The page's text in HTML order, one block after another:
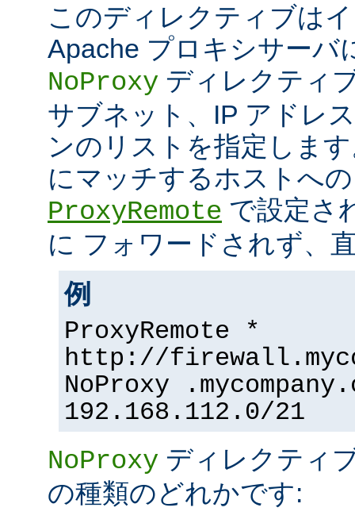
このディレクティブは
Apache プロキシサーバ
NoProxy ディレクティ
サブネット、IP アドレ
ンのリストを指定しま
にマッチするホストへ
ProxyRemote で設定さ
に フォワードされず、
例
ProxyRemote *
http://
NoProxy
192.168.112.0/21
NoProxy ディレクティ
の種類のどれかです: